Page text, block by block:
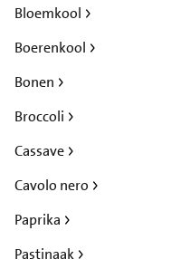
Bloemkool
Boerenkool
Bonen
Broccoli
Cassave
Cavolo nero
Paprika
Pastinaak